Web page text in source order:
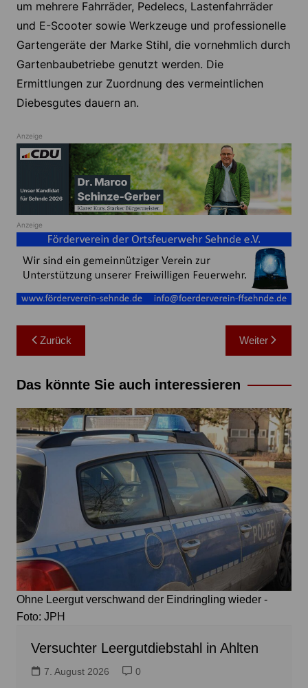
um mehrere Fahrräder, Pedelecs, Lastenfahrräder
und E-Scooter sowie Werkzeuge und professionelle
Gartengeräte der Marke Stihl, die vornehmlich durch
Gartenbaubetriebe genutzt werden. Die
Ermittlungen zur Zuordnung des vermeintlichen
Diebesgutes dauern an.
Anzeige
Anzeige
Beitragsnavigation
Zurück Weiter
Das könnte Sie auch interessieren
Ohne Leergut verschwand der Eindringling wieder -
Foto: JPH
Versuchter Leergutdiebstahl in Ahlten
7. August 2026 0